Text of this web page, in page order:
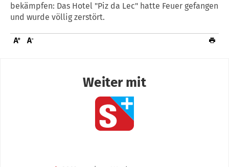
bekämpfen: Das Hotel "Piz da Lec" hatte Feuer gefangen
und wurde völlig zerstört.